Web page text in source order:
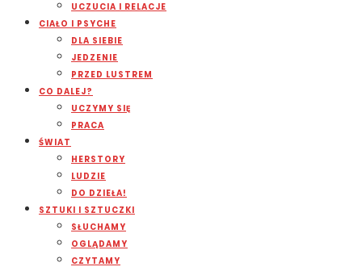
UCZUCIA I RELACJE
CIAŁO I PSYCHE
DLA SIEBIE
JEDZENIE
PRZED LUSTREM
CO DALEJ?
UCZYMY SIĘ
PRACA
ŚWIAT
HERSTORY
LUDZIE
DO DZIEŁA!
SZTUKI I SZTUCZKI
SŁUCHAMY
OGLĄDAMY
CZYTAMY